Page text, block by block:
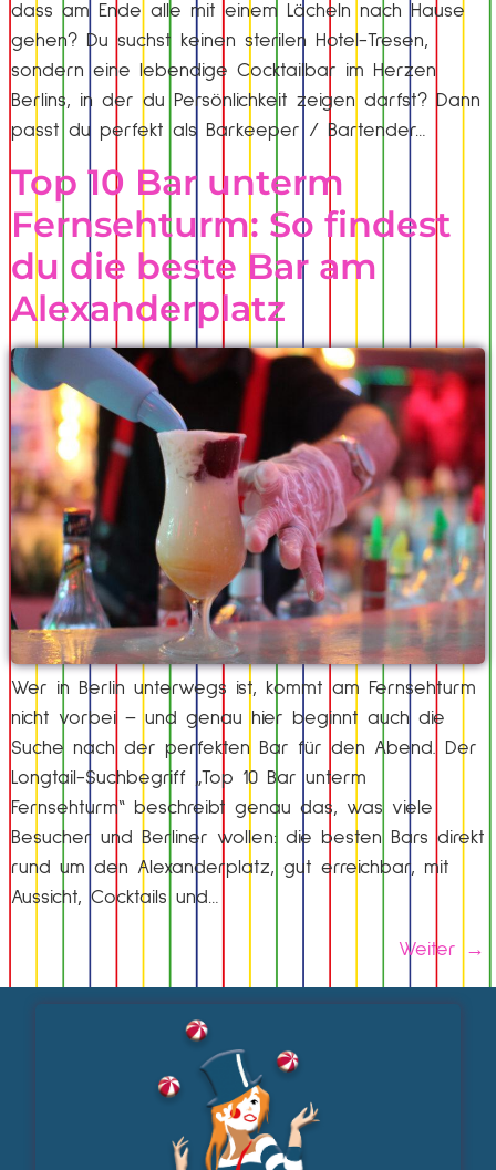
dass am Ende alle mit einem Lächeln nach Hause
gehen? Du suchst keinen sterilen Hotel-Tresen,
sondern eine lebendige Cocktailbar im Herzen
Berlins, in der du Persönlichkeit zeigen darfst? Dann
passt du perfekt als Barkeeper / Bartender…
Top 10 Bar unterm
Fernsehturm: So findest
du die beste Bar am
Alexanderplatz
Wer in Berlin unterwegs ist, kommt am Fernsehturm
nicht vorbei – und genau hier beginnt auch die
Suche nach der perfekten Bar für den Abend. Der
Longtail-Suchbegriff „Top 10 Bar unterm
Fernsehturm“ beschreibt genau das, was viele
Besucher und Berliner wollen: die besten Bars direkt
rund um den Alexanderplatz, gut erreichbar, mit
Aussicht, Cocktails und…
Weiter →